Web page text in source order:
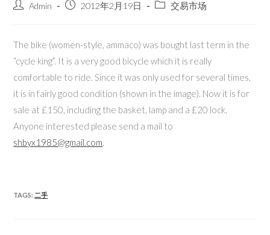
Admin 2012年2月19日 交易市场
The bike (women-style, ammaco) was bought last term in the
“cycle king”. It is a very good bicycle which it is really
comfortable to ride. Since it was only used for several times,
it is in fairly good condition (shown in the image). Now it is for
sale at £150, including the basket, lamp and a £20 lock.
Anyone interested please send a mail to
shbyx1985@gmail.com.
TAGS: 二手